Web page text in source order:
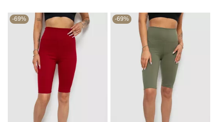
-69% -69%